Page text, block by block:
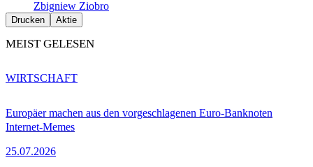
Zbigniew Ziobro
Drucken Aktie
MEIST GELESEN
Europäer machen aus den vorgeschlagenen Euro-Banknoten
Internet-Memes
25.07.2026
WIRTSCHAFT